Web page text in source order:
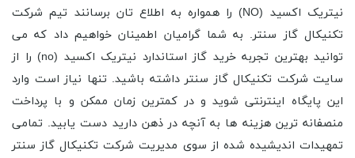
نیتریک اکسید (NO) را همواره به اطلاع تان برسانند تیم شرکت
تکنیکال گاز سنتر. به شما گرامیان اطمینان خواهیم داد که می
توانید بهترین تجربه خرید گاز استاندارد نیتریک اکسید (no) را از
سایت شرکت تکنیکال گاز سنتر داشته باشید. تنها نیاز است وارد
این پایگاه اینترنتی شوید و در کمترین زمان ممکن و با پرداخت
منصفانه ترین هزینه ها به آنچه در ذهن دارید دست یابید. تمامی
تمهیدات اندیشیده شده از سوی مدیریت شرکت تکنیکال گاز سنتر